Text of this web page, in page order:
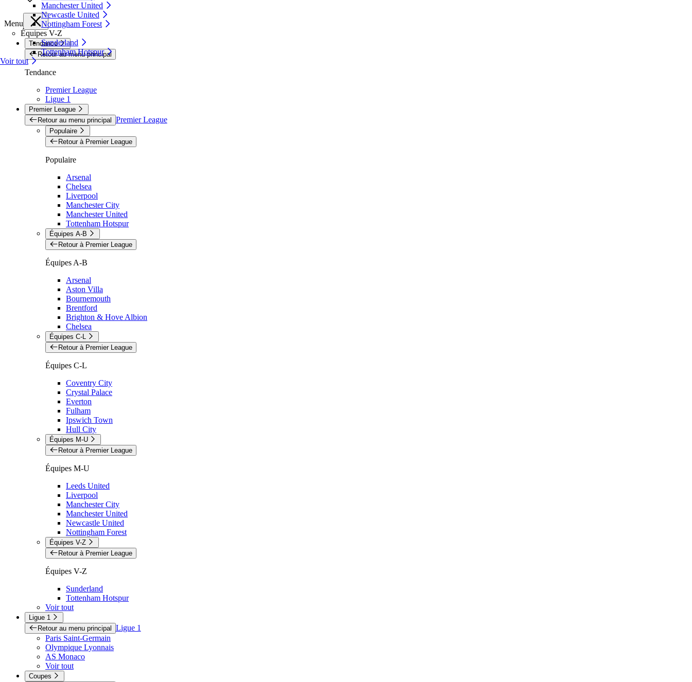
Manchester United
Newcastle United
Nottingham Forest
Équipes V-Z
Sunderland
Tottenham Hotspur
Voir tout
Menu
Tendance
Retour au menu principal
Tendance
Premier League
Ligue 1
Premier League
Retour au menu principal Premier League
Populaire
Retour à Premier League
Populaire
Arsenal
Chelsea
Liverpool
Manchester City
Manchester United
Tottenham Hotspur
Équipes A-B
Retour à Premier League
Équipes A-B
Arsenal
Aston Villa
Bournemouth
Brentford
Brighton & Hove Albion
Chelsea
Équipes C-L
Retour à Premier League
Équipes C-L
Coventry City
Crystal Palace
Everton
Fulham
Ipswich Town
Hull City
Équipes M-U
Retour à Premier League
Équipes M-U
Leeds United
Liverpool
Manchester City
Manchester United
Newcastle United
Nottingham Forest
Équipes V-Z
Retour à Premier League
Équipes V-Z
Sunderland
Tottenham Hotspur
Voir tout
Ligue 1
Retour au menu principal Ligue 1
Paris Saint-Germain
Olympique Lyonnais
AS Monaco
Voir tout
Coupes